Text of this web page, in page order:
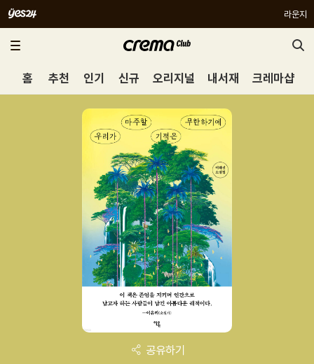
라운지
홈 추천 인기 신규 오리지널 내서재 크레마샵
공유하기